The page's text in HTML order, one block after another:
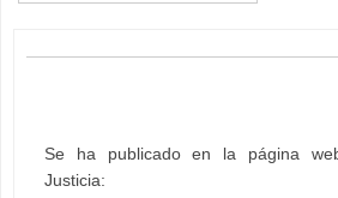
Se ha publicado en la página
Justicia: